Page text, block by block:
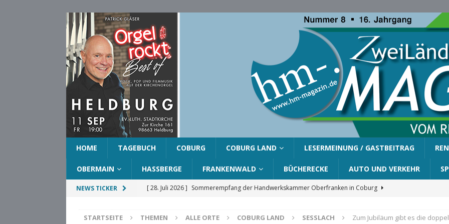
HOME TAGEBUCH COBURG COBURG LAND LESERMEINUNG / GASTBEITRAG
OBERMAIN HASSBERGE FRANKENWALD BÜCHERECKE AUTO UND VERKEHR
NEWS TICKER [ 28. Juli 2026 ] Sommerempfang der Handwerkskammer Oberfranken in Coburg
[ 28. Juli 2026 ] Ehrenring der Gemeinde Ahorn für Silvia Finzel
AHORN
STARTSEITE THEMEN ALLE ORTE COBURG LAND SESSLACH Zum Jubiläum gibt es die